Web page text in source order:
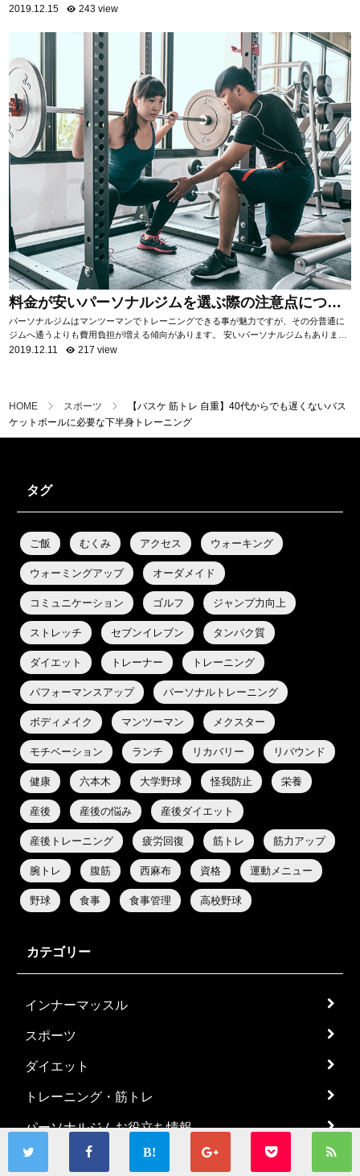
を選ぶためには「トレーナーの質を知る」ことがお...
2019.12.15 243 view
料金が安いパーソナルジムを選ぶ際の注意点につい
て
パーソナルジムはマンツーマンでトレーニングできる事が魅力ですが、その分普通に
ジムへ通うよりも費用負担が増える傾向があります。 安いパーソナルジムもあります
が、サービス内容はジムによって様々。 ...
2019.12.11 217 view
HOME スポーツ
【バスケ 筋トレ 自重】40代からでも遅くないバス
ケットボールに必要な下半身トレーニング
タグ
ご飯 むくみ アクセス ウォーキング
ウォーミングアップ オーダメイド
コミュニケーション ゴルフ ジャンプ力向上
ストレッチ セブンイレブン タンパク質
ダイエット トレーナー トレーニング
パフォーマンスアップ パーソナルトレーニング
ボディメイク マンツーマン メクスター
モチベーション ランチ リカバリー リバウンド
健康 六本木 大学野球 怪我防止 栄養
産後 産後の悩み 産後ダイエット
産後トレーニング 疲労回復 筋トレ 筋力アップ
腕トレ 腹筋 西麻布 資格 運動メニュー
野球 食事 食事管理 高校野球
カテゴリー
インナーマッスル
スポーツ
ダイエット
トレーニング・筋トレ
パーソナルジムお役立ち情報
ボディメイク